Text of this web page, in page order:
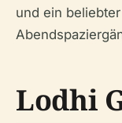
und ein
Lodhi